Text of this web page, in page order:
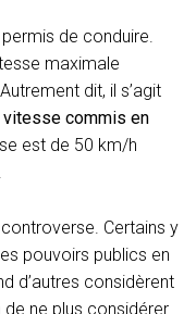
de conduire.
maximale
dit, il s’agit
commis en
est de 50 km/h
Certains y
pouvoirs publics en
d’autres considèrent
de ne plus considérer